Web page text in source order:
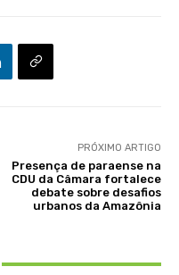
PRÓXIMO ARTIGO
Presença de paraense na
CDU da Câmara fortalece
debate sobre desafios
urbanos da Amazônia